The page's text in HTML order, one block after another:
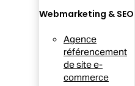
Webmarketing & SEO
Agence
référencement
de site e-
commerce